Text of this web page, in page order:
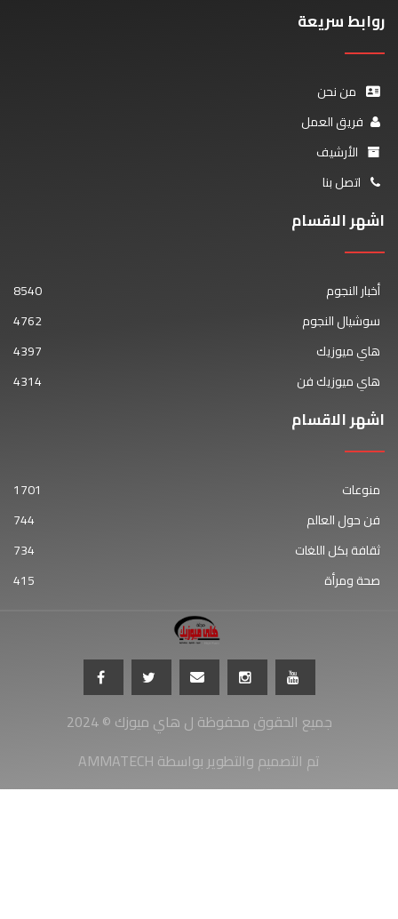
روابط سريعة
من نحن
فريق العمل
الأرشيف
اتصل بنا
اشهر الاقسام
أخبار النجوم
8540
سوشيال النجوم
4762
هاي ميوزيك
4397
هاي ميوزيك فن
4314
اشهر الاقسام
منوعات
1701
فن حول العالم
744
ثقافة بكل اللغات
734
صحة ومرأة
415
جميع الحقوق محفوظة ل هاي ميوزك © 2024
AMMATECH تم التصميم والتطوير بواسطة